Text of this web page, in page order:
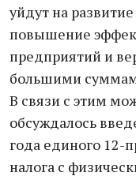
уйдут на
повышение
предприятий и
большими
В связи с этим
обсуждалось
года единого 12-
налога с